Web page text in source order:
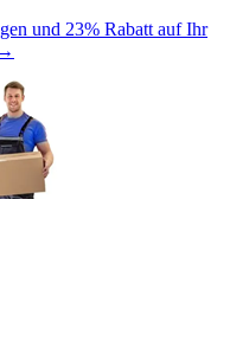
und 23% Rabatt auf Ihr
→